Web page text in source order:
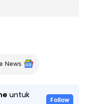
News
untuk
Follow